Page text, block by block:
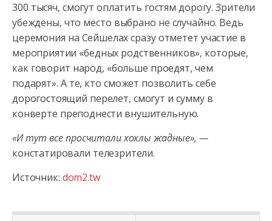
300 тысяч, смогут оплатить гостям дорогу. Зрители
убеждены, что место выбрано не случайно. Ведь
церемония на Сейшелах сразу отметет участие в
мероприятии «бедных родственников», которые,
как говорит народ, «больше проедят, чем
подарят». А те, кто сможет позволить себе
дорогостоящий перелет, смогут и сумму в
конверте преподнести внушительную.
«И тут все просчитали хохлы жадные», —
констатировали телезрители.
Источник: dom2.tw